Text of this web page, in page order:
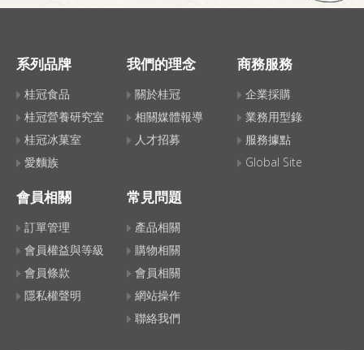
系列品牌
桂冠食品
桂冠營養研究室
桂冠冰菓室
愛麵族
我們的理念
關於桂冠
相關媒體報導
人才招募
商務服務
企業採購
業務用型錄
服務據點
Global Site
會員相關
訂單管理
會員權益與等級
會員條款
隱私權聲明
常見問題
產品相關
購物相關
會員相關
網站操作
聯絡我們